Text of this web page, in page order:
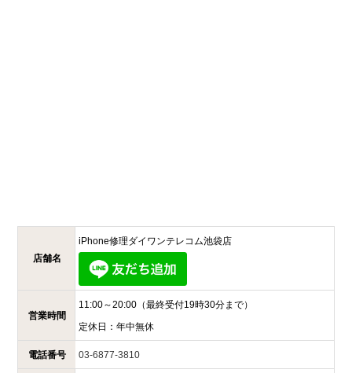
店舗名
iPhone修理ダイワンテレコム池袋店
営業時間
11:00～20:00（最終受付19時30分まで）
定休日： 年中無休
電話番号 03-6877-3810